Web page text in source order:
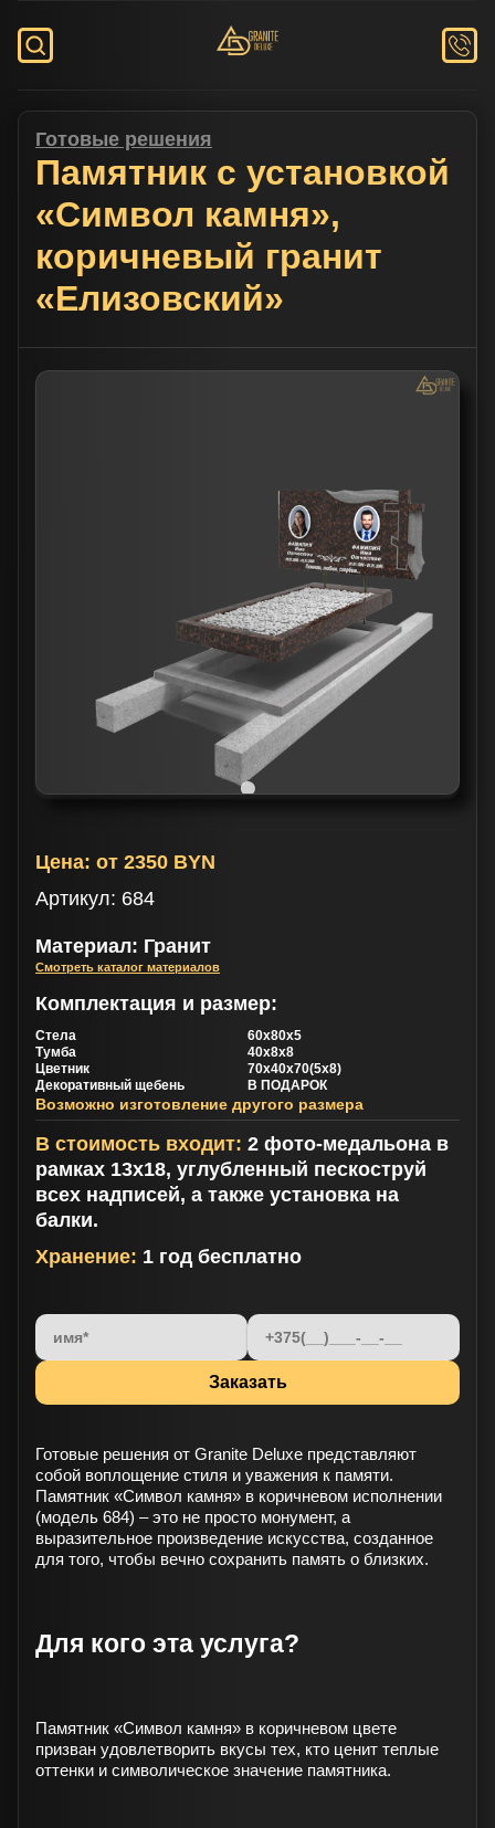
Готовые решения
Памятник с установкой
«Символ камня»,
коричневый гранит
«Елизовский»
Цена: от 2350 BYN
Артикул: 684
Материал: Гранит
Смотреть каталог материалов
Комплектация и размер:
Стела
60х80х5
Тумба
40х8х8
Цветник
70х40х70(5х8)
Декоративный щебень
В ПОДАРОК
Возможно изготовление другого размера
В стоимость входит: 2 фото-медальона в
рамках 13х18, углубленный пескоструй
всех надписей, а также установка на
балки.
Хранение: 1 год бесплатно
Готовые решения от Granite Deluxe представляют
собой воплощение стиля и уважения к памяти.
Памятник «Символ камня» в коричневом исполнении
(модель 684) – это не просто монумент, а
выразительное произведение искусства, созданное
для того, чтобы вечно сохранить память о близких.
Для кого эта услуга?
Памятник «Символ камня» в коричневом цвете
призван удовлетворить вкусы тех, кто ценит теплые
оттенки и символическое значение памятника.